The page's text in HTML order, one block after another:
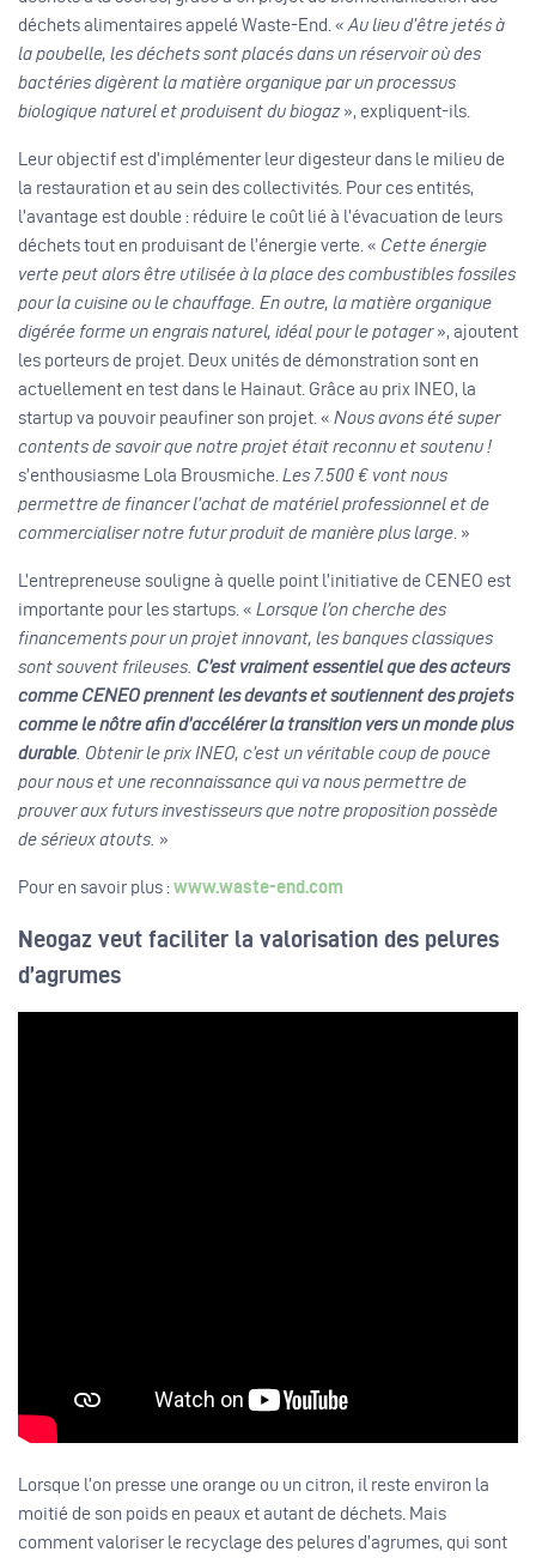
déchets alimentaires appelé Waste-End. « Au lieu d’être jetés à
la poubelle, les déchets sont placés dans un réservoir où des
bactéries digèrent la matière organique par un processus
biologique naturel et produisent du biogaz », expliquent-ils.
Leur objectif est d’implémenter leur digesteur dans le milieu de
la restauration et au sein des collectivités. Pour ces entités,
l’avantage est double : réduire le coût lié à l’évacuation de leurs
déchets tout en produisant de l’énergie verte. « Cette énergie
verte peut alors être utilisée à la place des combustibles fossiles
pour la cuisine ou le chauffage. En outre, la matière organique
digérée forme un engrais naturel, idéal pour le potager», ajoutent
les porteurs de projet. Deux unités de démonstration sont en
actuellement en test dans le Hainaut. Grâce au prix INEO, la
startup va pouvoir peaufiner son projet. « Nous avons été super
contents de savoir que notre projet était reconnu et soutenu !
s’enthousiasme Lola Brousmiche. Les 7.500 € vont nous
permettre de financer l’achat de matériel professionnel et de
commercialiser notre futur produit de manière plus large . »
L’entrepreneuse souligne à quelle point l’initiative de CENEO est
importante pour les startups. « Lorsque l’on cherche des
financements pour un projet innovant, les banques classiques
sont souvent frileuses. C’est vraiment essentiel que des acteurs
comme CENEO prennent les devants et soutiennent des projets
comme le nôtre afin d’accélérer la transition vers un monde plus
durable . Obtenir le prix INEO, c’est un véritable coup de pouce
pour nous et une reconnaissance qui va nous permettre de
prouver aux futurs investisseurs que notre proposition possède
de sérieux atouts. »
Pour en savoir plus :www.waste-end.com
Neogaz veut faciliter la valorisation des pelures
d’agrumes
Lorsque l’on presse une orange ou un citron, il reste environ la
moitié de son poids en peaux et autant de déchets. Mais
comment valoriser le recyclage des pelures d’agrumes, qui sont